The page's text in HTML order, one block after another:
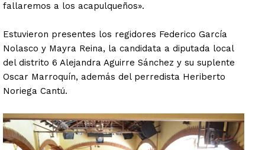
fallaremos a los acapulqueños».
Estuvieron presentes los regidores Federico García
Nolasco y Mayra Reina, la candidata a diputada local
del distrito 6 Alejandra Aguirre Sánchez y su suplente
Oscar Marroquín, además del perredista Heriberto
Noriega Cantú.